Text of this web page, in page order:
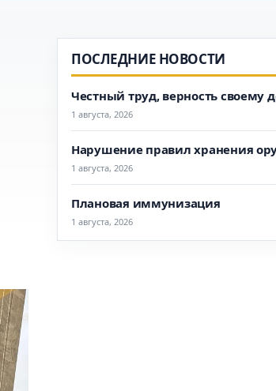
ПОСЛЕДНИЕ НОВОСТИ
Честный труд, верность своему
1 августа, 2026
Нарушение правил хранения
1 августа, 2026
Плановая иммунизация
1 августа, 2026